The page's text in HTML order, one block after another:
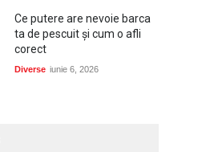
Ce putere are nevoie barca
ta de pescuit și cum o afli
corect
Diverse iunie 6, 2026